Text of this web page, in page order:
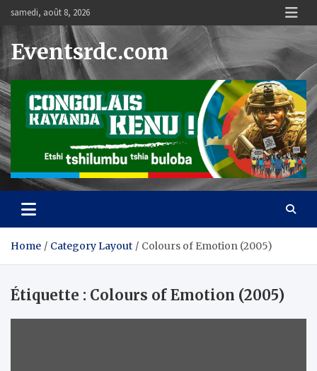
content
samedi, août 8, 2026
Eventsrdc.com
Home Category Layout Colours of Emotion (2005)
Étiquette : Colours of Emotion (2005)